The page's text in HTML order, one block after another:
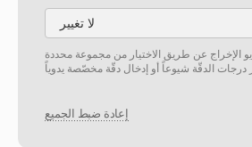
لا تغيير
الإخراج عن طريق الاختيار من مجموعة محددة
إعادة ضبط الجميع